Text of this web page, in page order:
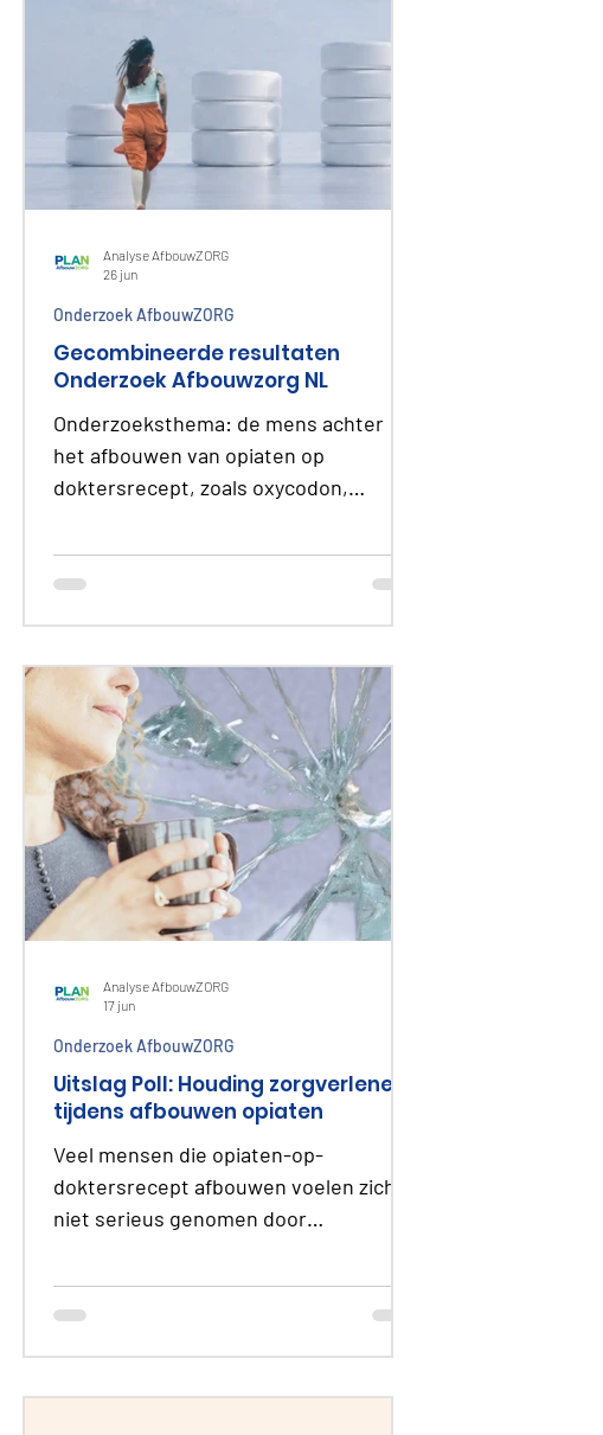
Gecombineerde resultaten
Onderzoek Afbouwzorg NL
Onderzoeksthema: de mens achter
het afbouwen van opiaten op
doktersrecept, zoals oxycodon,
245 mensen deel aan drie
onderzoeken binnen Afbouwzorg
gesteld. De antwoorden hebben we bij
elkaar opgeteld. Per vraag konden
mensen meerdere opties aankruisen
Welke problemen kwamen mensen
tegen tijdens het afbouwen van
opiaten? • Extreme
ontwenningsverschijnselen → 114
meldinge
Onderzoek AfbouwZORG
Analyse AfbouwZORG
26 jun
Uitslag Poll: Houding zorgverleners
tijdens afbouwen opiaten
Veel mensen die opiaten-op-
doktersrecept afbouwen voelen zich
niet serieus genomen door
stigma, wantrouwen en druk invloed
kunnen hebben op het afbouwproces.
Onderzoek AfbouwZORG
Analyse AfbouwZORG
17 jun